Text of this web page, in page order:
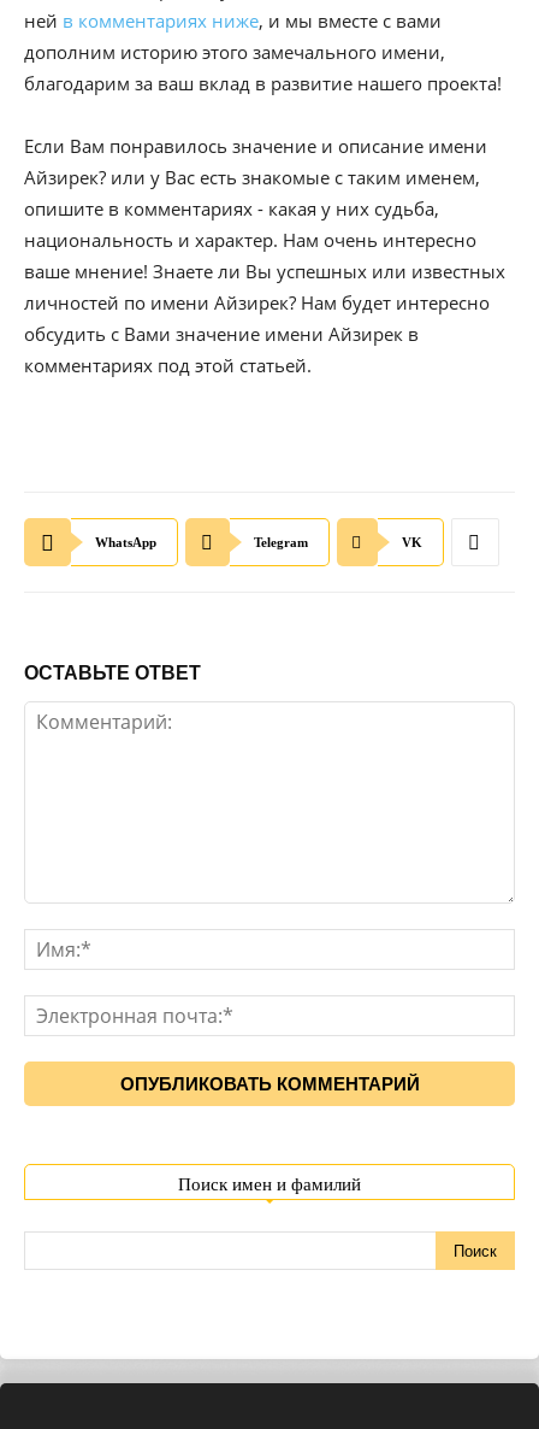
ней в комментариях ниже, и мы вместе с вами
дополним историю этого замечального имени,
благодарим за ваш вклад в развитие нашего проекта!
Если Вам понравилось значение и описание имени
Айзирек? или у Вас есть знакомые с таким именем,
опишите в комментариях - какая у них судьба,
национальность и характер. Нам очень интересно
ваше мнение! Знаете ли Вы успешных или известных
личностей по имени Айзирек? Нам будет интересно
обсудить с Вами значение имени Айзирек в
комментариях под этой статьей.
WhatsApp Telegram VK
ОСТАВЬТЕ ОТВЕТ
Поиск имен и фамилий